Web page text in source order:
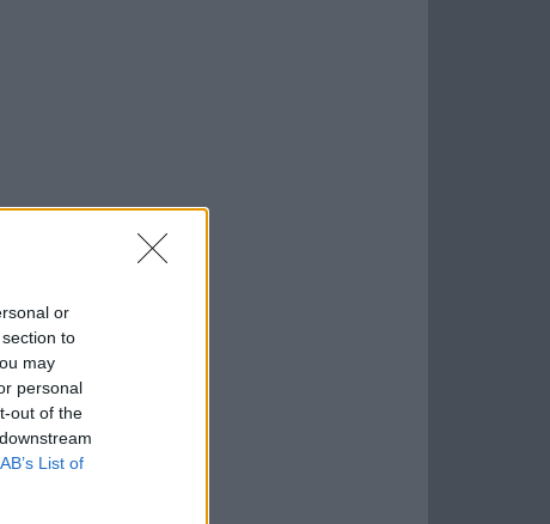
or
to
may
personal
out of the
List of